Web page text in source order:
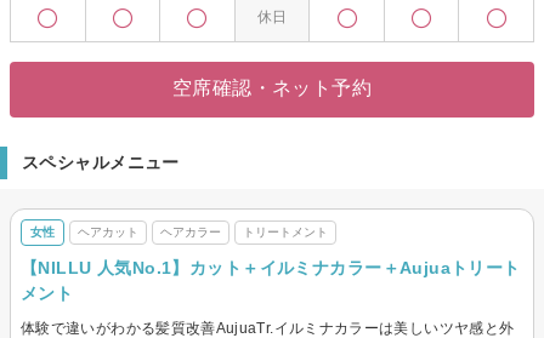
休日
空席確認・ネット予約
スペシャルメニュー
女性 ヘアカット ヘアカラー トリートメント
【NILLU 人気No.1】カット＋イルミナカラー＋Aujuaトリート
メント
体験で違いがわかる髪質改善AujuaTr.イルミナカラーは美しいツヤ感と外